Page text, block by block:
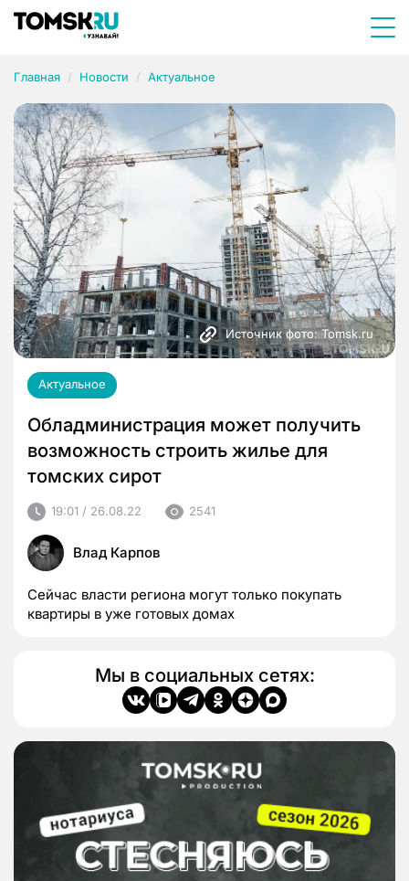
Главная Новости Актуальное
Источник фото: Tomsk.ru
Актуальное
Обладминистрация может получить
возможность строить жилье для
томских сирот
19:01 / 26.08.22 2541
Влад Карпов
Сейчас власти региона могут только покупать
квартиры в уже готовых домах
Мы в социальных сетях: